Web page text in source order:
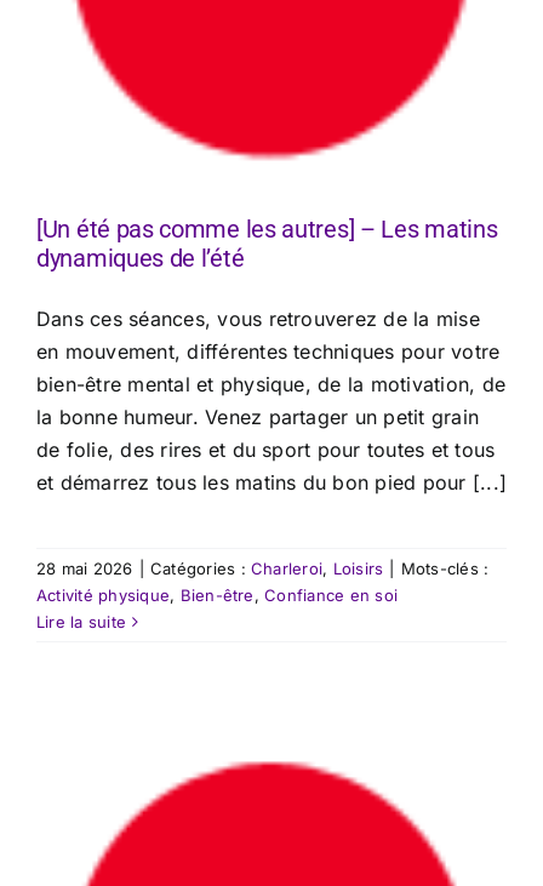
[Un été pas comme les autres] – Les matins
dynamiques de l’été
Dans ces séances, vous retrouverez de la mise
en mouvement, différentes techniques pour votre
bien-être mental et physique, de la motivation, de
la bonne humeur. Venez partager un petit grain
de folie, des rires et du sport pour toutes et tous
et démarrez tous les matins du bon pied pour [...]
28 mai 2026 Catégories :Charleroi, Loisirs
Mots-clés :
Activité physique, Bien-être,Confiance en soi
Lire la suite